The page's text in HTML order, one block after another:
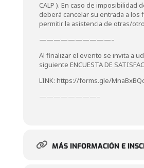
CALP ). En caso de imposibilidad
deberá cancelar su entrada a los
permitir la asistencia de otras/
——————————–
Al finalizar el evento se invita a
siguiente ENCUESTA DE
LINK: https://forms.gle/
————————–
MÁS INFORMACIÓN E